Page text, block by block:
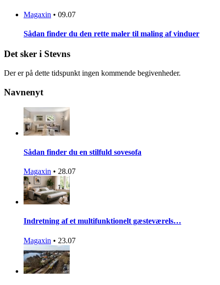
Magaxin • 09.07
Sådan finder du den rette maler til maling af vinduer
Det sker i Stevns
Der er på dette tidspunkt ingen kommende begivenheder.
Navnenyt
Sådan finder du en stilfuld sovesofa
Magaxin • 28.07
Indretning af et multifunktionelt gæsteværels…
Magaxin • 23.07